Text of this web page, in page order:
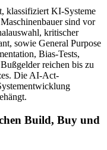
klassifiziert KI-Systeme
sind vor
kritischer
sowie General Purpose
Bias-Tests,
reichen bis zu
Die AI-Act-
Build, Buy und